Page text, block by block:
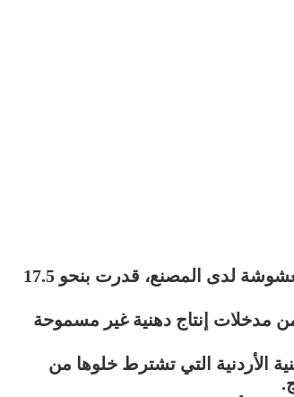
ضبط كمية من منتجات الألبان المغشوشة لدى المصنع، قدرت بنحو 17.5
مدخلات إنتاج دهنية غير مسموحة
الأردنية التي تشترط خلوها من